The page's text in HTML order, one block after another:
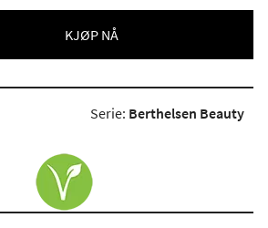
KJØP NÅ
Serie: Berthelsen Beauty